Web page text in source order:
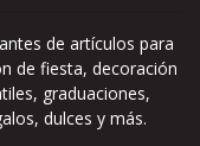
de artículos para
de fiesta, decoración
graduaciones,
dulces y más.